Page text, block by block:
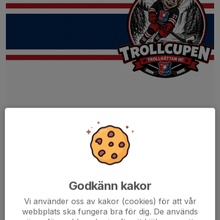
Vi kommer under september att arrangera 1-dags cuper för U8,
Läs mer och och anmäler ert lag här
Trollcupen U8
För U9 -...
Läs mer
Godkänn kakor
Vi använder oss av kakor (cookies) för att vår
webbplats ska fungera bra för dig. De används